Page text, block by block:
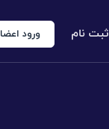
ثبت نام ورود اعضا